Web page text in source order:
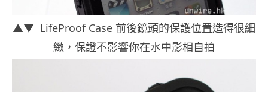
▲▼ LifeProof Case 前後鏡頭的保護位置造得很細
緻，保證不影響你在水中影相自拍